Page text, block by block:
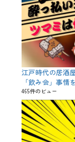
江戸時代の居酒
「飲み会」事情
465件のビュー